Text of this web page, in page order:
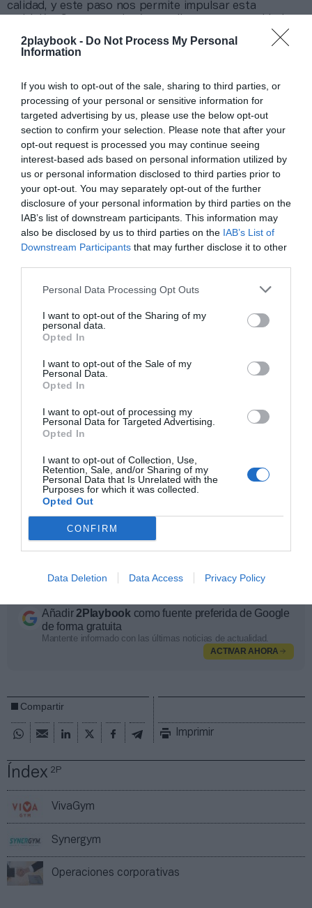
2playbook - Do Not Process My Personal
Information
If you wish to opt-out of the sale, sharing to third parties, or
processing of your personal or sensitive information for
targeted advertising by us, please use the below opt-out
section to confirm your selection. Please note that after your
opt-out request is processed you may continue seeing
interest-based ads based on personal information utilized by
us or personal information disclosed to third parties prior to
your opt-out. You may separately opt-out of the further
disclosure of your personal information by third parties on the
IAB’s list of downstream participants. This information may
also be disclosed by us to third parties on the IAB’s List of
Downstream Participants that may further disclose it to other
Personal Data Processing Opt Outs
I want to opt-out of the Sharing of my
personal data.
Opted In
I want to opt-out of the Sale of my
Personal Data.
Opted In
I want to opt-out of processing my
Personal Data for Targeted Advertising.
Opted In
I want to opt-out of Collection, Use,
Retention, Sale, and/or Sharing of my
Personal Data that Is Unrelated with the
Purposes for which it was collected.
Opted Out
CONFIRM
Data Deletion Data Access Privacy Policy
Índex2P
VivaGym
Synergym
Operaciones corporativas
calidad, y este paso nos permite impulsar esta
ampliadas, consideramos que estamos en una posición
idónea para seguir mejorando nuestra oferta e impulsar
la siguiente fase de nuestro crecimiento”, concluye.
estrategia de crear plataformas a gran escala en
sectores atractivos y de alto crecimiento. VivaGym ha
demostrado su habilidad para expandirse y creemos
que esta adquisición refuerza aún más su posición en el
mercado ibérico”, comenta Robert Sudo, director
general de Providence. “El negocio se beneficia de la
predisposición social a invertir en salud y bienestar y
de la creciente demanda de opciones accesibles y
flexibles. Todo ello, en un mercado que experimenta un
aumento continuo de usuarios y con un importante
margen de crecimiento. Vemos un gran potencial para
seguir ampliando la plataforma tanto de forma
orgánica como a través de oportunidades específicas, y
éxito y expansión para Synergym. Unirnos a VivaGym es
2013. El objetivo es seguir mejorando la vida de miles
de personas, gracias a clubes de alta calidad con zonas
de fitness especializadas, equipos de alta tecnología y
director general de Synergym.
Sobre Intelligence 2P
Intelligence 2P
de datos monitoriza en tiempo real el negocio de medio
centenar de cadenas de gimnasios, para analizar y
comparar el rendimiento anual de las compañías en sus
distintas líneas de actividad.
La plataforma incluye un geolocalizador con más de
15.300 centros deportivos en España, Portugal, Italia y
Francia, categorizados por cadena, ubicación, segmento
de negocio, servicios y precios. Si quieres más
intelligence@2playbook.com.
Añadir2Playbook como fuente preferida de Google
de forma gratuita
Mantente informado con las últimas noticias de actualidad.
ACTIVAR AHORA
Compartir
Imprimir